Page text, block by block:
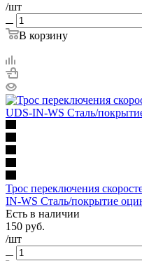
/шт
В корзину
Трос переключения
IN-WS Cталь/покрытие
Есть в наличии
150 руб.
/шт